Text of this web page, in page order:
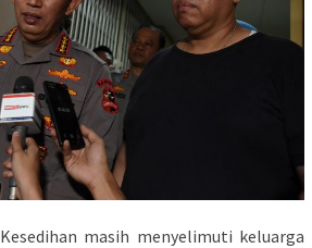
Kesedihan masih menyelimuti keluarga